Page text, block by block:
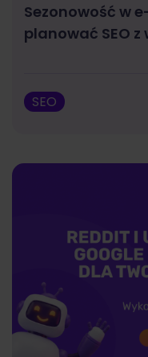
Sezonowość w
planować SEO
SEO